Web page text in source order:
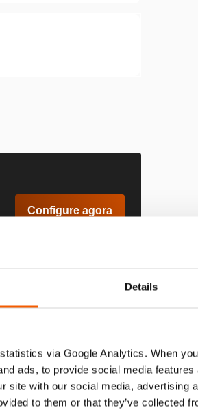
Details
via Google Analytics. When
ads, to provide social media
site with our social media, advertising
to them or that they’ve collected
Configure agora
FLUXO